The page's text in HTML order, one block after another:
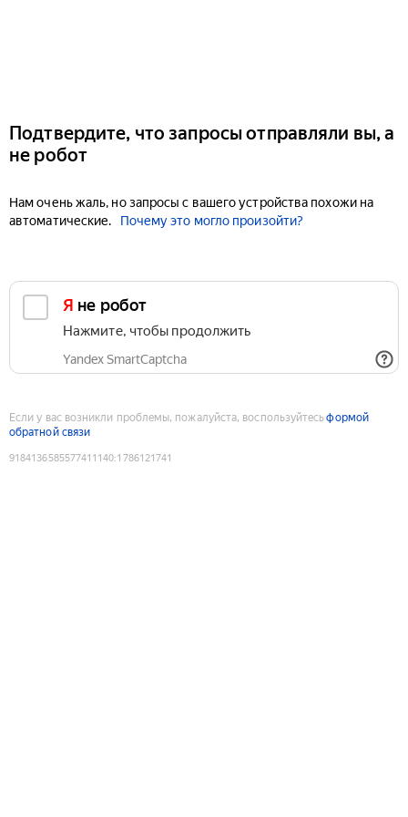
Подтвердите, что запросы отправляли вы, а
не робот
Нам очень жаль, но запросы с вашего устройства похожи на
автоматические.
Почему это могло произойти?
Я не робот
Нажмите, чтобы продолжить
Yandex SmartCaptcha
Если у вас возникли проблемы, пожалуйста, воспользуйтесьформой
обратной связи
9184136585577411140:1786121741